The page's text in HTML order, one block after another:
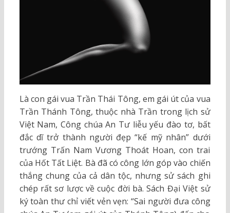
Là con gái vua Trần Thái Tông, em gái út của vua
Trần Thánh Tông, thuộc nhà Trần trong lịch sử
Việt Nam, Công chúa An Tư liễu yếu đào tơ, bất
đắc dĩ trở thành người đẹp “kế mỹ nhân” dưới
trướng Trấn Nam Vương Thoát Hoan, con trai
của Hốt Tất Liệt. Bà đã có công lớn góp vào chiến
thắng chung của cả dân tộc, nhưng sử sách ghi
chép rất sơ lược về cuộc đời bà. Sách Đại Việt sử
ký toàn thư chỉ viết vẻn vẹn: “Sai người đưa công